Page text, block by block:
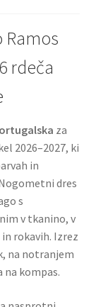
rdeča
za
2026–2027, ki
in
dres
s
v tkanino, v
rokavih. Izrez
na notranjem
kompas.